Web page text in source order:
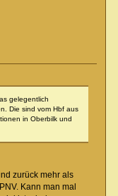
gelegentlich
Die sind vom Hbf aus
in Oberbilk und
zurück mehr als
Kann man mal